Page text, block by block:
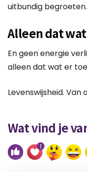
uitbundig begroeten.
Alleen dat
En geen energie
alleen dat wat er
Levenswijsheid. Van
Wat vind je
1